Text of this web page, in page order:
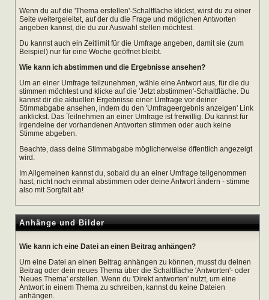
Wenn du auf die 'Thema erstellen'-Schaltfläche klickst, wirst du zu einer
Seite weitergeleitet, auf der du die Frage und möglichen Antworten
angeben kannst, die du zur Auswahl stellen möchtest.
Du kannst auch ein Zeitlimit für die Umfrage angeben, damit sie (zum
Beispiel) nur für eine Woche geöffnet bleibt.
Wie kann ich abstimmen und die Ergebnisse ansehen?
Um an einer Umfrage teilzunehmen, wähle eine Antwort aus, für die du
stimmen möchtest und klicke auf die 'Jetzt abstimmen'-Schaltfläche. Du
kannst dir die aktuellen Ergebnisse einer Umfrage vor deiner
Stimmabgabe ansehen, indem du den 'Umfrageergebnis anzeigen' Link
anklickst. Das Teilnehmen an einer Umfrage ist freiwillig. Du kannst für
irgendeine der vorhandenen Antworten stimmen oder auch keine
Stimme abgeben.
Beachte, dass deine Stimmabgabe möglicherweise öffentlich angezeigt
wird.
Im Allgemeinen kannst du, sobald du an einer Umfrage teilgenommen
hast, nicht noch einmal abstimmen oder deine Antwort ändern - stimme
also mit Sorgfalt ab!
Anhänge und Bilder
Wie kann ich eine Datei an einen Beitrag anhängen?
Um eine Datei an einen Beitrag anhängen zu können, musst du deinen
Beitrag oder dein neues Thema über die Schaltfläche 'Antworten'- oder
'Neues Thema' erstellen. Wenn du 'Direkt antworten' nutzt, um eine
Antwort in einem Thema zu schreiben, kannst du keine Dateien
anhängen.